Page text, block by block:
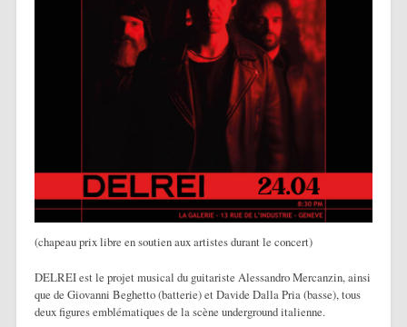
(chapeau prix libre en soutien aux artistes durant le concert)
DELREI est le projet musical du guitariste Alessandro Mercanzin, ainsi
que de Giovanni Beghetto (batterie) et Davide Dalla Pria (basse), tous
deux figures emblématiques de la scène underground italienne.